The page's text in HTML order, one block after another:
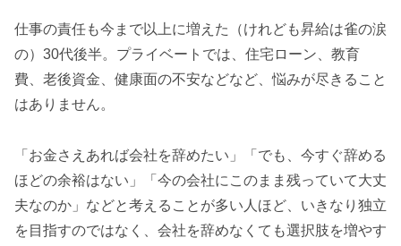
仕事の責任も今まで以上に増えた（けれども昇給は雀の涙
の）30代後半。プライベートでは、住宅ローン、教育
費、老後資金、健康面の不安などなど、悩みが尽きること
はありません。
「お金さえあれば会社を辞めたい」「でも、今すぐ辞める
ほどの余裕はない」「今の会社にこのまま残っていて大丈
夫なのか」などと考えることが多い人ほど、いきなり独立
を目指すのではなく、会社を辞めなくても選択肢を増やす